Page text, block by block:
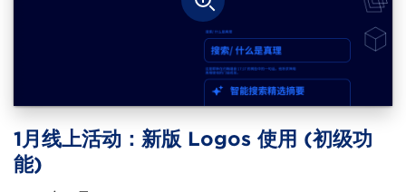
1月线上活动：新版 Logos 使用 (初级功
能)